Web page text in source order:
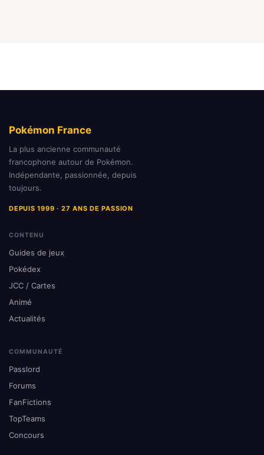
Pokémon France
La plus ancienne communauté
francophone autour de Pokémon.
Indépendante, passionnée, depuis
toujours.
DEPUIS 1999 · 27 ANS DE PASSION
CONTENU
Guides de jeux
Pokédex
JCC / Cartes
Animé
Actualités
COMMUNAUTÉ
Passlord
Forums
FanFictions
TopTeams
Concours